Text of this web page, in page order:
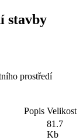
stavby
prostředí
Popis Velikost
81.7
Kb